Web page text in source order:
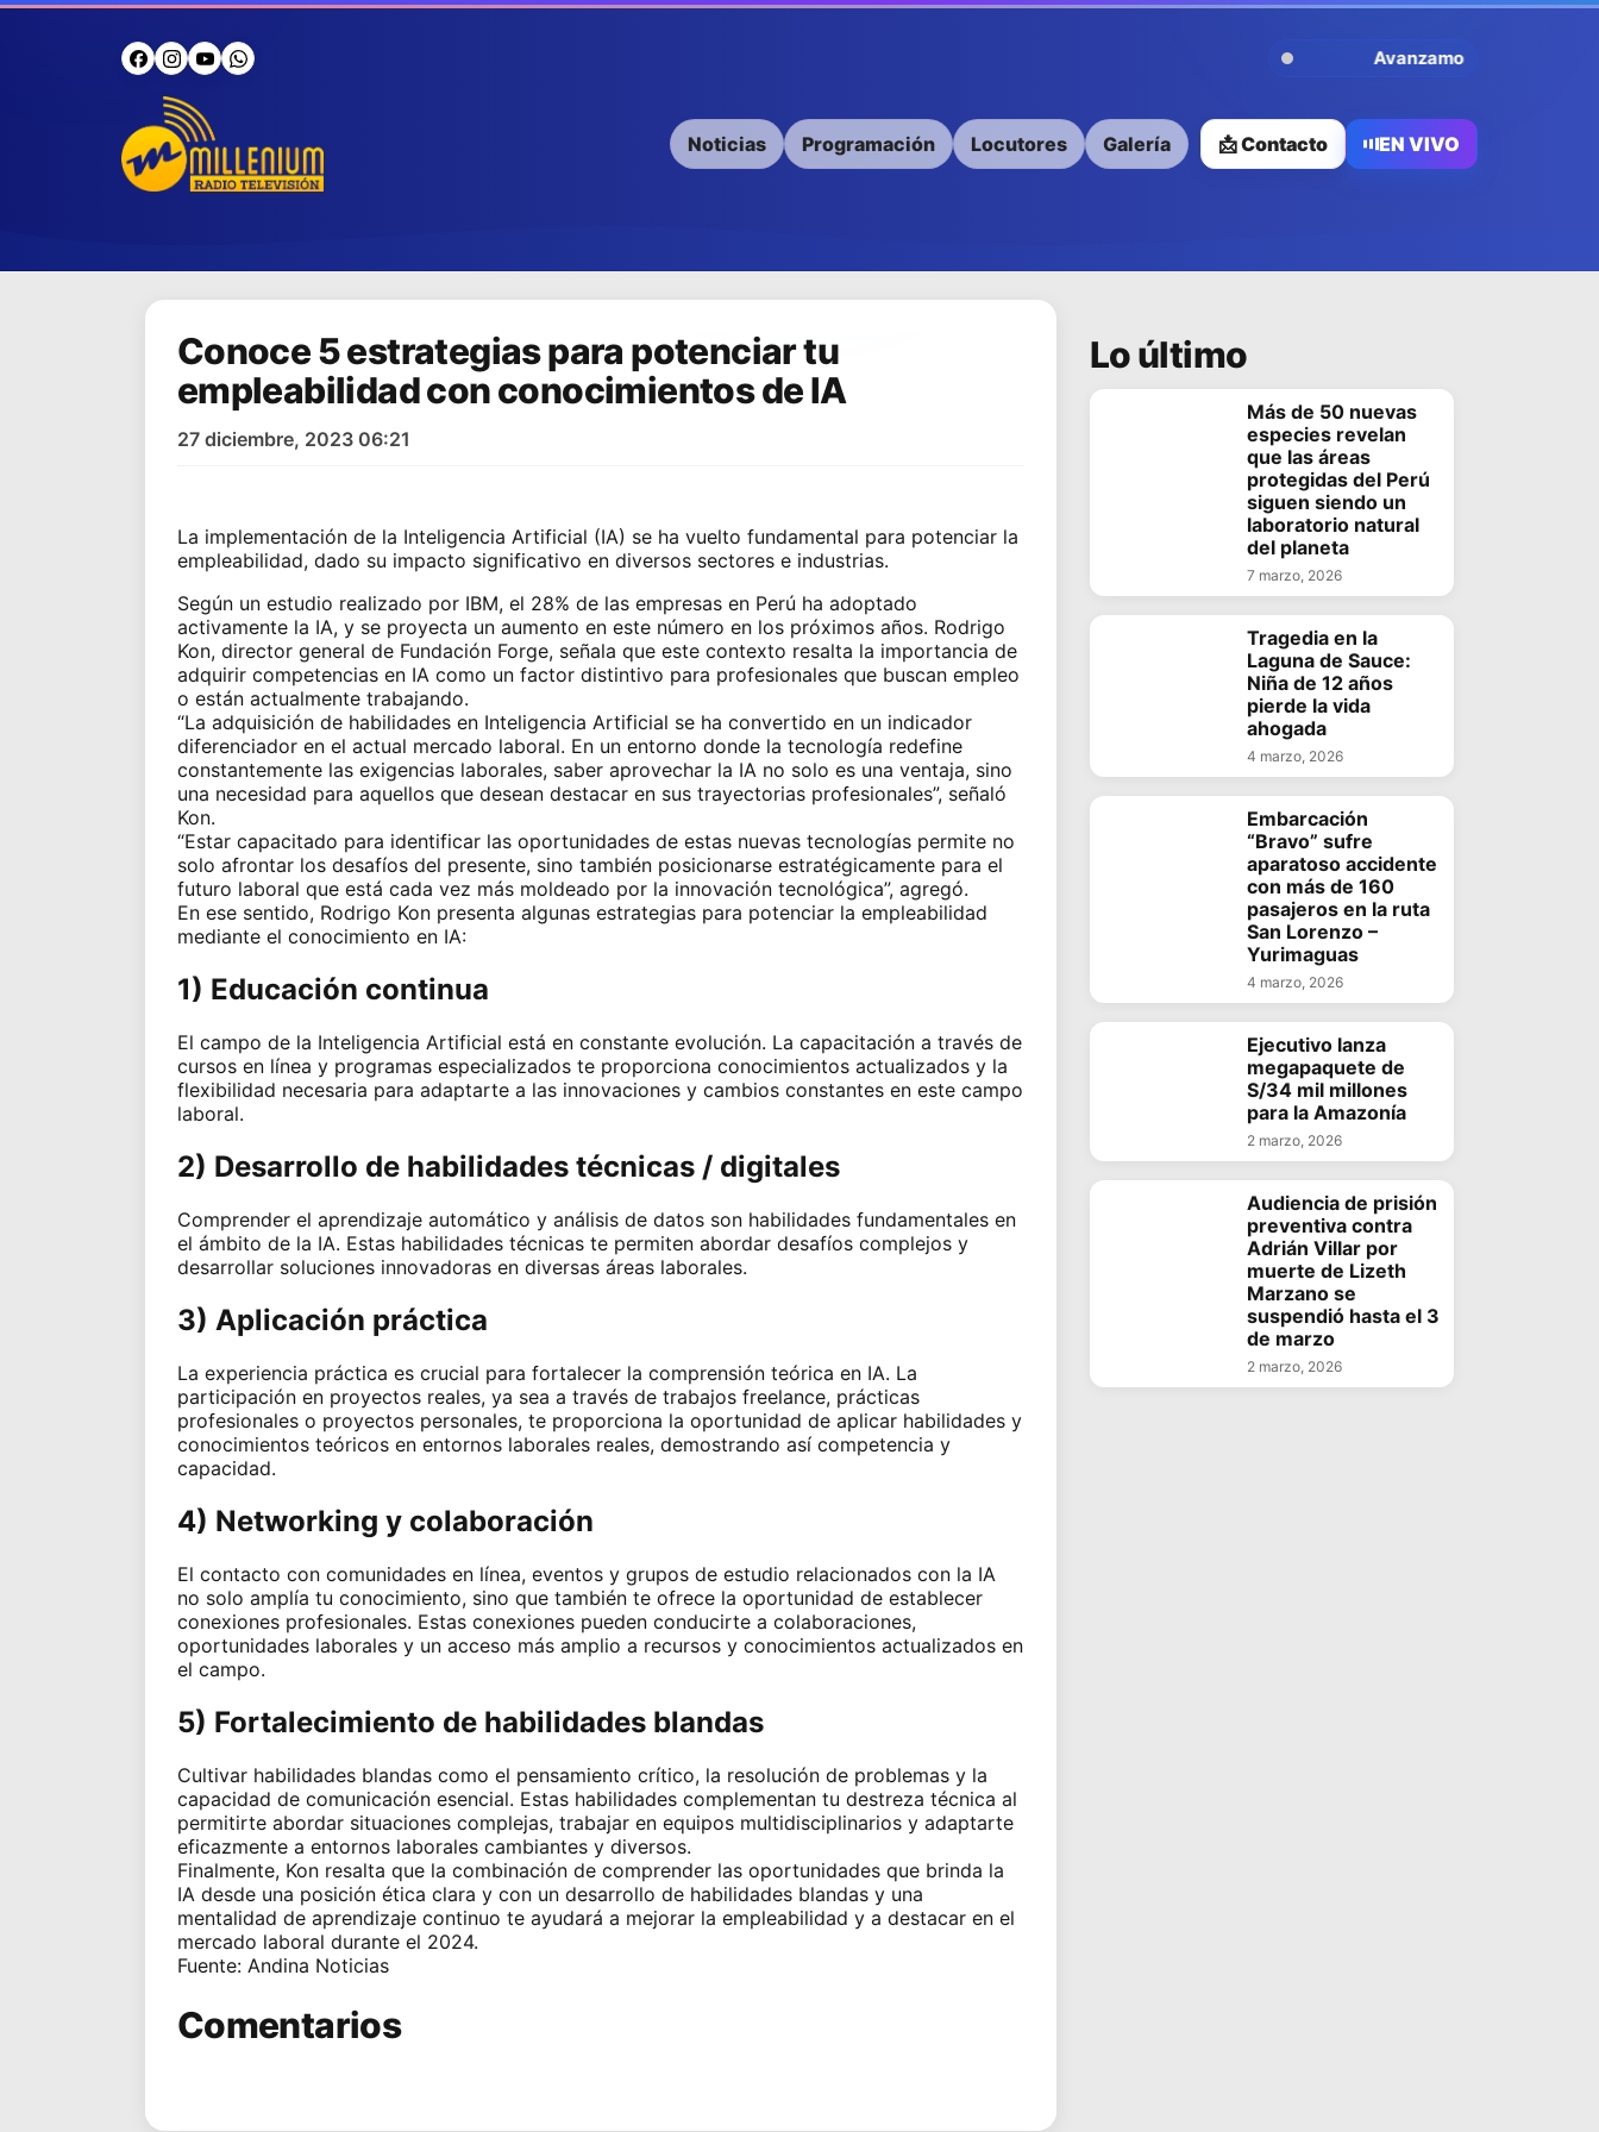
Avanzamos Contigo
Noticias Programación Locutores Galería 📩 Contacto EN VIVO
Conoce 5 estrategias para potenciar tu
empleabilidad con conocimientos de IA
27 diciembre, 2023 06:21
La implementación de la Inteligencia Artificial (IA) se ha vuelto fundamental para potenciar la
empleabilidad, dado su impacto significativo en diversos sectores e industrias.
Según un estudio realizado por IBM, el 28% de las empresas en Perú ha adoptado
activamente la IA, y se proyecta un aumento en este número en los próximos años. Rodrigo
Kon, director general de Fundación Forge, señala que este contexto resalta la importancia de
adquirir competencias en IA como un factor distintivo para profesionales que buscan empleo
o están actualmente trabajando.
“La adquisición de habilidades en Inteligencia Artificial se ha convertido en un indicador
diferenciador en el actual mercado laboral. En un entorno donde la tecnología redefine
constantemente las exigencias laborales, saber aprovechar la IA no solo es una ventaja, sino
una necesidad para aquellos que desean destacar en sus trayectorias profesionales”, señaló
Kon.
“Estar capacitado para identificar las oportunidades de estas nuevas tecnologías permite no
solo afrontar los desafíos del presente, sino también posicionarse estratégicamente para el
futuro laboral que está cada vez más moldeado por la innovación tecnológica”, agregó.
En ese sentido, Rodrigo Kon presenta algunas estrategias para potenciar la empleabilidad
mediante el conocimiento en IA:
1) Educación continua
El campo de la Inteligencia Artificial está en constante evolución. La capacitación a través de
cursos en línea y programas especializados te proporciona conocimientos actualizados y la
flexibilidad necesaria para adaptarte a las innovaciones y cambios constantes en este campo
laboral.
2) Desarrollo de habilidades técnicas / digitales
Comprender el aprendizaje automático y análisis de datos son habilidades fundamentales en
el ámbito de la IA. Estas habilidades técnicas te permiten abordar desafíos complejos y
desarrollar soluciones innovadoras en diversas áreas laborales.
3) Aplicación práctica
La experiencia práctica es crucial para fortalecer la comprensión teórica en IA. La
participación en proyectos reales, ya sea a través de trabajos freelance, prácticas
profesionales o proyectos personales, te proporciona la oportunidad de aplicar habilidades y
conocimientos teóricos en entornos laborales reales, demostrando así competencia y
capacidad.
4) Networking y colaboración
El contacto con comunidades en línea, eventos y grupos de estudio relacionados con la IA
no solo amplía tu conocimiento, sino que también te ofrece la oportunidad de establecer
conexiones profesionales. Estas conexiones pueden conducirte a colaboraciones,
oportunidades laborales y un acceso más amplio a recursos y conocimientos actualizados en
el campo.
5) Fortalecimiento de habilidades blandas
Cultivar habilidades blandas como el pensamiento crítico, la resolución de problemas y la
capacidad de comunicación esencial. Estas habilidades complementan tu destreza técnica al
permitirte abordar situaciones complejas, trabajar en equipos multidisciplinarios y adaptarte
eficazmente a entornos laborales cambiantes y diversos.
Finalmente, Kon resalta que la combinación de comprender las oportunidades que brinda la
IA desde una posición ética clara y con un desarrollo de habilidades blandas y una
mentalidad de aprendizaje continuo te ayudará a mejorar la empleabilidad y a destacar en el
mercado laboral durante el 2024.
Fuente: Andina Noticias
Comentarios
Lo último
Más de 50 nuevas
especies revelan
que las áreas
protegidas del Perú
siguen siendo un
laboratorio natural
del planeta
7 marzo, 2026
Tragedia en la
Laguna de Sauce:
Niña de 12 años
pierde la vida
ahogada
4 marzo, 2026
Embarcación
“Bravo” sufre
aparatoso accidente
con más de 160
pasajeros en la ruta
San Lorenzo –
Yurimaguas
4 marzo, 2026
Ejecutivo lanza
megapaquete de
S/34 mil millones
para la Amazonía
2 marzo, 2026
Audiencia de prisión
preventiva contra
Adrián Villar por
muerte de Lizeth
Marzano se
suspendió hasta el 3
de marzo
2 marzo, 2026